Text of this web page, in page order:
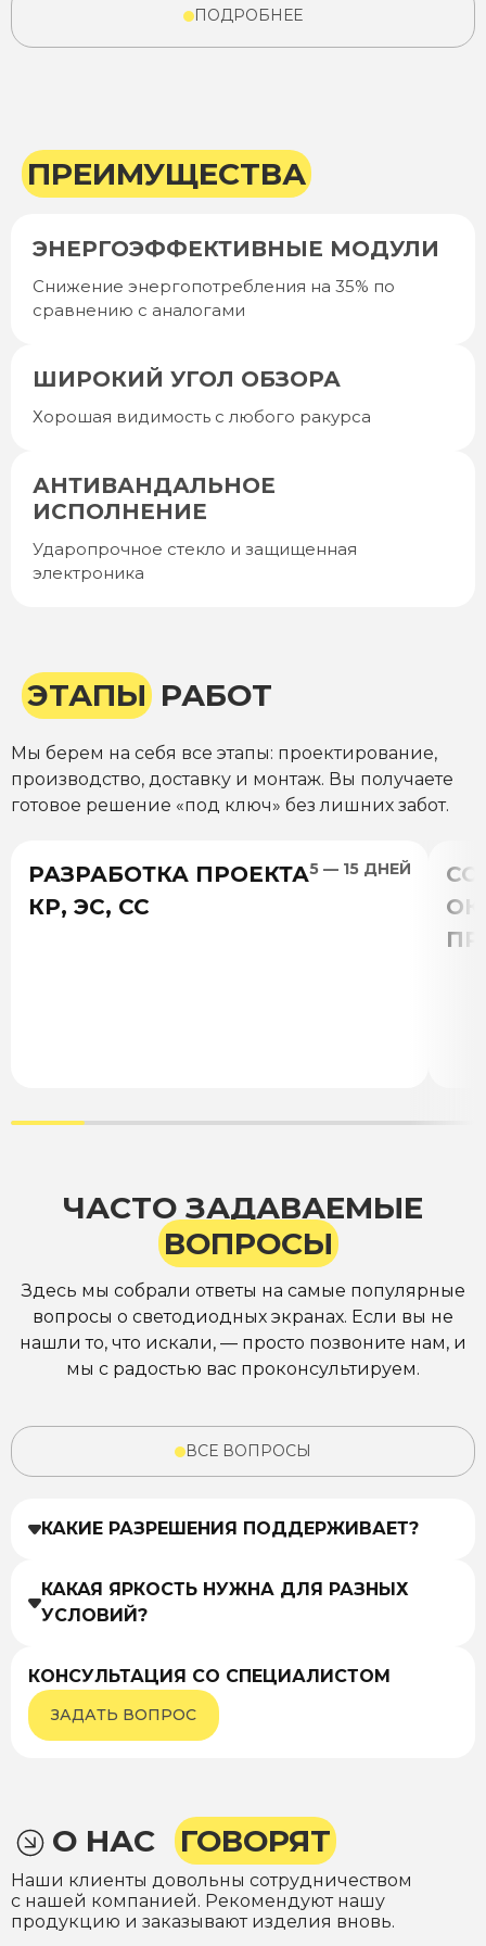
ПОДРОБНЕЕ
ПРЕИМУЩЕСТВА
ЭНЕРГОЭФФЕКТИВНЫЕ МОДУЛИ
Снижение энергопотребления на 35% по
сравнению с аналогами
ШИРОКИЙ УГОЛ ОБЗОРА
Хорошая видимость с любого ракурса
АНТИВАНДАЛЬНОЕ
ИСПОЛНЕНИЕ
Ударопрочное стекло и защищенная
электроника
ЭТАПЫ РАБОТ
Мы берем на себя все этапы: проектирование,
производство, доставку и монтаж. Вы получаете
готовое решение «под ключ» без лишних забот.
РАЗРАБОТКА ПРОЕКТА
КР, ЭС, СС
5 — 15 ДНЕЙ
ЧАСТО ЗАДАВАЕМЫЕ
ВОПРОСЫ
Здесь мы собрали ответы на самые популярные
вопросы о светодиодных экранах. Если вы не
нашли то, что искали, — просто позвоните нам, и
мы с радостью вас проконсультируем.
ВСЕ ВОПРОСЫ
КАКИЕ РАЗРЕШЕНИЯ ПОДДЕРЖИВАЕТ?
КАКАЯ ЯРКОСТЬ НУЖНА ДЛЯ РАЗНЫХ
УСЛОВИЙ?
КОНСУЛЬТАЦИЯ СО СПЕЦИАЛИСТОМ
ЗАДАТЬ ВОПРОС
О НАС ГОВОРЯТ
Наши клиенты довольны сотрудничеством
с нашей компанией. Рекомендуют нашу
продукцию и заказывают изделия вновь.